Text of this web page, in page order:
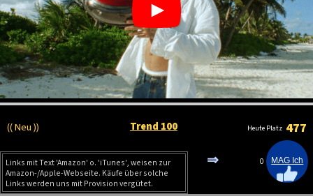
(( Neu )) Trend 100 Heute Platz 477
Links mit Text 'Amazon' o. 'iTunes', weisen zur
Amazon-/Apple-Webseite. Käufe über solche
Links werden uns mit Provision vergütet.
⇒ 0